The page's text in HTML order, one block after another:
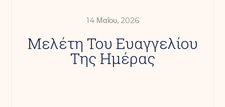
14 Μαΐου, 2026
Mελέτη Του Ευαγγελίου
Της Ημέρας